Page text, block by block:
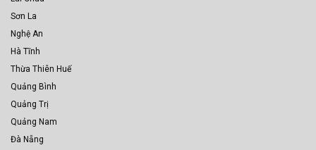
Sơn La
Nghệ An
Hà Tĩnh
Thừa Thiên Huế
Quảng Bình
Quảng Trị
Quảng Nam
Đà Nẵng